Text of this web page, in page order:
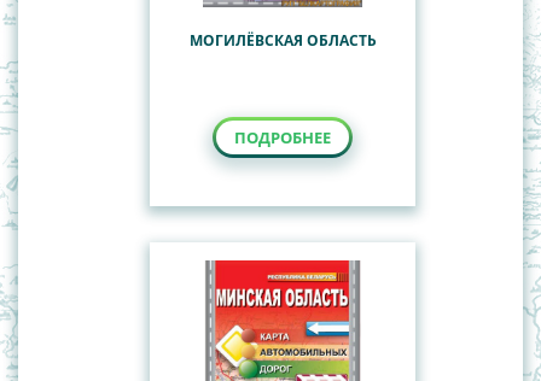
МОГИЛЁВСКАЯ ОБЛАСТЬ
ПОДРОБНЕЕ